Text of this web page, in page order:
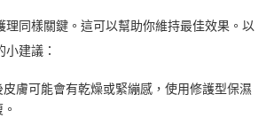
理同樣關鍵。這可以幫助你維持最佳效果。以
小建議：
皮膚可能會有乾燥或緊繃感，使用修護型保濕